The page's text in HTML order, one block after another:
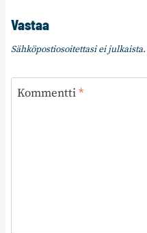
Vastaa
Sähköpostiosoitettasi ei julkaista.
Kommentti*